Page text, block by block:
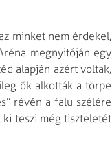
minket nem érdekel,
megnyitóján egy
alapján azért voltak,
ők alkották a törpe
révén a falu szélére
teszi még tiszteletét